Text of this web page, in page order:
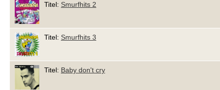
Titel: Smurfhits 2
Titel: Smurfhits 3
Titel: Baby don't cry